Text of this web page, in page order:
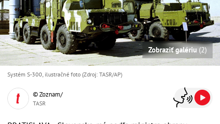
Zobraziť galériu (2)
Systém S-300, ilustračné foto (Zdroj: TASR/AP)
© Zoznam/
TASR